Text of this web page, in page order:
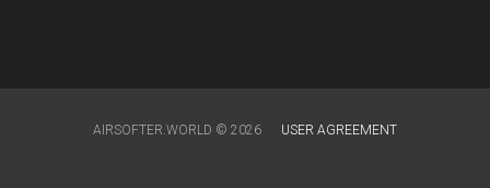
AIRSOFTER.WORLD © 2026 USER AGREEMENT